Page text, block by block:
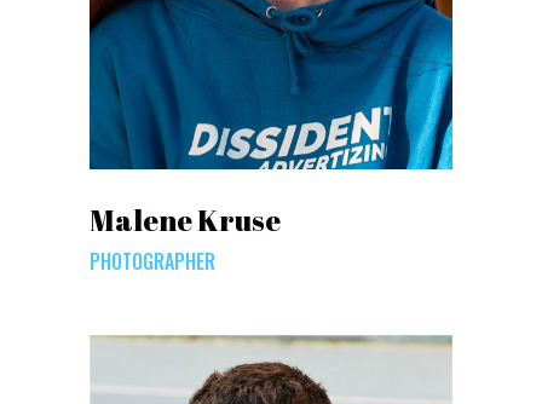
Malene Kruse
PHOTOGRAPHER